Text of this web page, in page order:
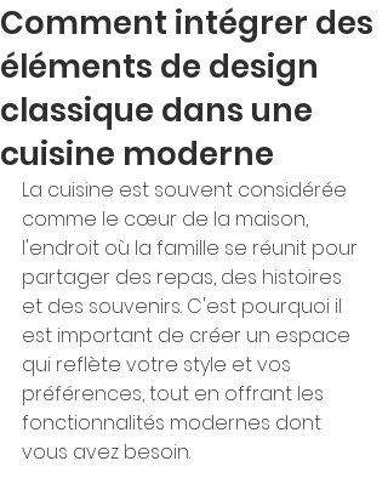
Comment intégrer des
éléments de design
classique dans une
cuisine moderne
La cuisine est souvent considérée
comme le cœur de la maison,
l'endroit où la famille se réunit pour
partager des repas, des histoires
et des souvenirs. C'est pourquoi il
est important de créer un espace
qui reflète votre style et vos
préférences, tout en offrant les
fonctionnalités modernes dont
vous avez besoin.